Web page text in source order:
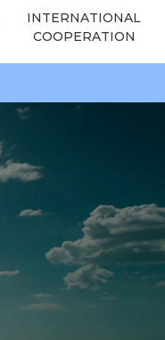
INTERNATIONAL
COOPERATION